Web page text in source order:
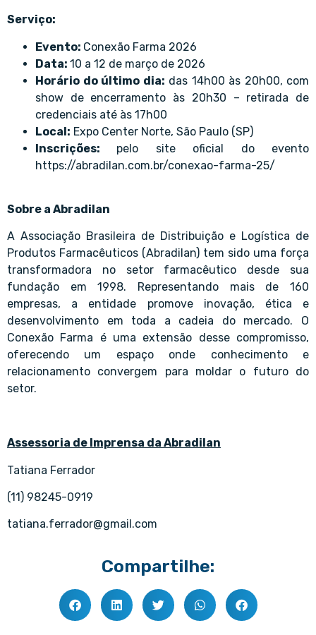
Serviço:
Evento: Conexão Farma 2026
Data: 10 a 12 de março de 2026
Horário do último dia: das 14h00 às 20h00, com
show de encerramento às 20h30 – retirada de
credenciais até às 17h00
Local: Expo Center Norte, São Paulo (SP)
Inscrições: pelo site oficial do evento
https://abradilan.com.br/conexao-farma-25/
Sobre a Abradilan
A Associação Brasileira de Distribuição e Logística de
Produtos Farmacêuticos (Abradilan) tem sido uma força
transformadora no setor farmacêutico desde sua
fundação em 1998. Representando mais de 160
empresas, a entidade promove inovação, ética e
desenvolvimento em toda a cadeia do mercado. O
Conexão Farma é uma extensão desse compromisso,
oferecendo um espaço onde conhecimento e
relacionamento convergem para moldar o futuro do
setor.
Assessoria de Imprensa da Abradilan
Tatiana Ferrador
(11) 98245-0919
tatiana.ferrador@gmail.com
Compartilhe: